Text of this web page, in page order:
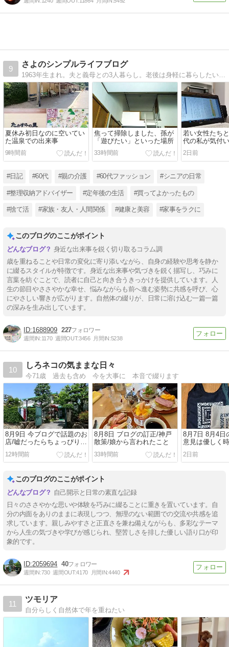
9
さよのシンプルライフブログ
夏休み初日なのに空いてい
た温泉での出来事
9時間前
焦って掃除しました、孫が
「遊びたい」といった場所
33時間前
若い女性たち
代の私が気付
グを続ける目的
2日前
#日記 #60代 #親の介護 #60代ファッション #シニアの日常
#整理収納アドバイザー #定年後の生活 #買ってよかったもの
#捨て活 #家族・友人・人間関係 #健康と美容 #家事をラクに
このブログのここがポイント
身近な出来事を鋭く切り取るコラム調
歳を重ねることや日常の変化に寄り添いながら、自身の経験や思考を静か
に綴るスタイルが特徴です。身近な出来事や気づきを鋭く描写し、巧みに
言葉を紡ぐことで、読者に自己と向き合うきっかけを提供しています。人
生の節目やささやかな幸せ、悩みながらも前へ進む姿勢に共感を呼び、心
にやさしい響きが広がります。自然体の綴りが、日常に溶け込む一篇一篇
の深みを生み出しています。
1688909 227
週間IN:1170 週間OUT:3456 月間IN:5238
10
しろネコの気ままな日々
今71歳 過去も含め 今を大事に 本音で綴ります
8月9日 今ブログで話題のお
店/嘘だったらちょっぴり残
12時間前
8月8日 ブログの訂正/神戸
散策/娘から言われたこと
33時間前
8月7日 8月4日
意見は優しく
2日前
このブログのここがポイント
自己開示と日常の素直な記録
日々のささやかな思いや体験を巧みに綴ることに重きを置いています。自
分の内面をありのままに表現しつつ、無理のない範囲での交流や共感を追
求しています。親しみやすさと正直さを兼ね備えながらも、多彩なテーマ
から人生の気づきや学びが感じられ、堅苦しさを排した優しい語り口が印
象的です。
2059694 40
週間IN:730 週間OUT:4170 月間IN:4440
11
ツモリア
自分らしく自然体で年を重ねたい